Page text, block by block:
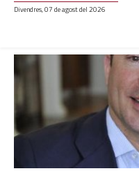
Divendres, 07 de agost del 2026